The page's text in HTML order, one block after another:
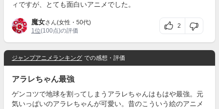
ィですが、とても面白いアニメでした。
魔女さん(女性・50代)
1位(100点)の評価
2
ジャンプアニメランキング での感想・評価
アラレちゃん最強
ゲンコツで地球を割ってしまうアラレちゃんはもはや最強。元
気いっぱいのアラレちゃんが可愛い。昔のこういう絵のアニメ